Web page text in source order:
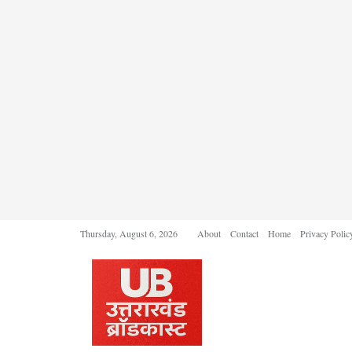
Thursday, August 6, 2026 About Contact Home Privacy